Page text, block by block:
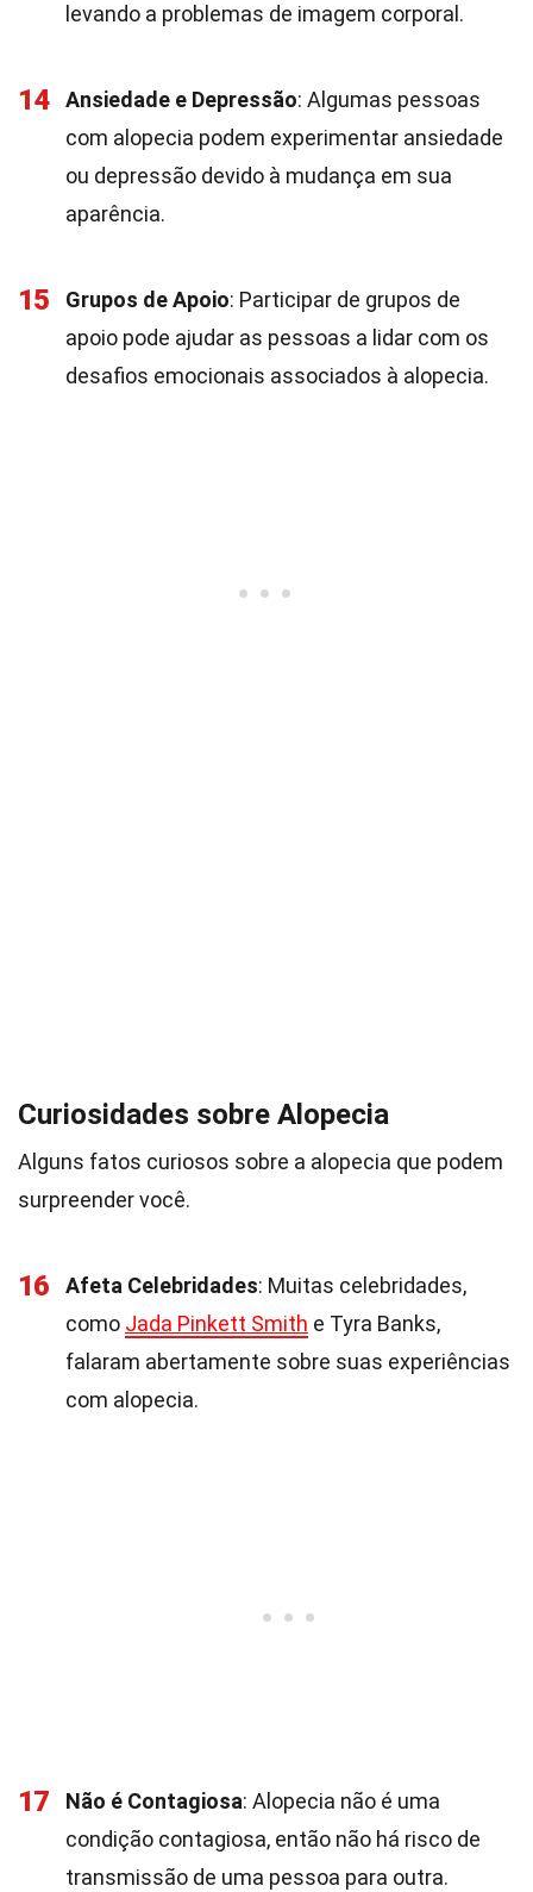
levando a problemas de imagem corporal.
14 Ansiedade e Depressão: Algumas pessoas
com alopecia podem experimentar ansiedade
ou depressão devido à mudança em sua
aparência.
15 Grupos de Apoio: Participar de grupos de
apoio pode ajudar as pessoas a lidar com os
desafios emocionais associados à alopecia.
Curiosidades sobre Alopecia
Alguns fatos curiosos sobre a alopecia que podem
surpreender você.
16 Afeta Celebridades: Muitas celebridades,
como Jada Pinkett Smith e Tyra Banks,
falaram abertamente sobre suas experiências
com alopecia.
17 Não é Contagiosa: Alopecia não é uma
condição contagiosa, então não há risco de
transmissão de uma pessoa para outra.